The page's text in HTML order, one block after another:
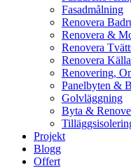
Fasadmålning
Renovera
Renovera &
Renovera
Renovera
Renovering,
Panelbyten &
Golvläggning
Byta &
Projekt
Blogg
Offert